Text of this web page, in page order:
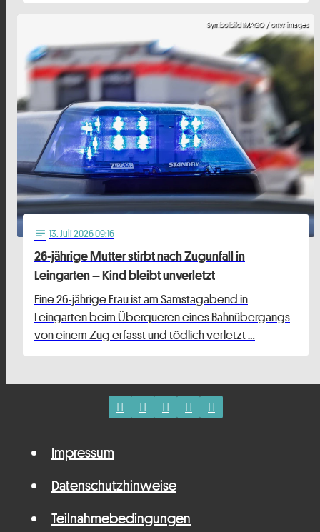
Symbolbild IMAGO / onw-images
notes 13. Juli 2026 09:16
26-jährige Mutter stirbt nach Zugunfall in
Leingarten – Kind bleibt unverletzt
Eine 26-jährige Frau ist am Samstagabend in
Leingarten beim Überqueren eines Bahnübergangs
von einem Zug erfasst und tödlich verletzt …
Impressum
Datenschutzhinweise
Teilnahmebedingungen